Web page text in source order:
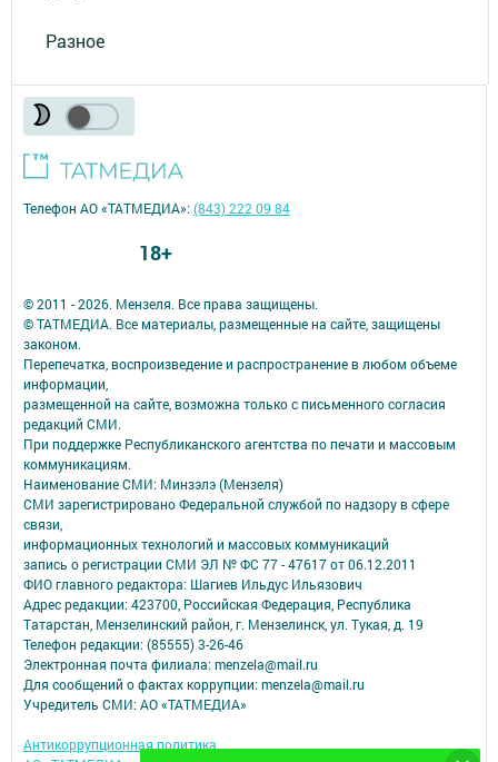
Разное
© 2011 - 2026. Мензеля. Все права защищены.
© ТАТМЕДИА. Все материалы, размещенные на сайте, защищены
законом.
Перепечатка, воспроизведение и распространение в любом объеме
информации,
размещенной на сайте, возможна только с письменного согласия
редакций СМИ.
При поддержке Республиканского агентства по печати и массовым
коммуникациям.
Наименование СМИ: Минзэлэ (Мензеля)
СМИ зарегистрировано Федеральной службой по надзору в сфере
связи,
информационных технологий и массовых коммуникаций
запись о регистрации СМИ ЭЛ № ФС 77 - 47617 от 06.12.2011
ФИО главного редактора: Шагиев Ильдус Ильязович
Адрес редакции: 423700, Российская Федерация, Республика
Татарстан, Мензелинский район, г. Мензелинск, ул. Тукая, д. 19
Телефон редакции: (85555) 3-26-46
Электронная почта филиала: menzela@mail.ru
Для сообщений о фактах коррупции: menzela@mail.ru
Учредитель СМИ: АО «ТАТМЕДИА»
Антикоррупционная политика
Телефон АО «ТАТМЕДИА»:(843) 222 09 84
18+